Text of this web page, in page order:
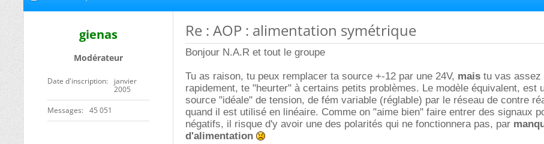
gienas
Modérateur
Date d'inscription
janvier
2005
Messages 45 051
Re : AOP : alimentation symétrique
Bonjour N.A.R et tout le groupe
Tu as raison, tu peux remplacer ta source +-12 par une 24V, mais tu vas assez
rapidement, te "heurter" à certains petits problèmes. Le modèle équivalent, est
source "idéale" de tension, de fém variable (réglable) par le réseau de contre
quand il est utilisé en linéaire. Comme on "aime bien" faire entrer des signaux
négatifs, il risque d'y avoir une des polarités qui ne fonctionnera pas, par
d'alimentation